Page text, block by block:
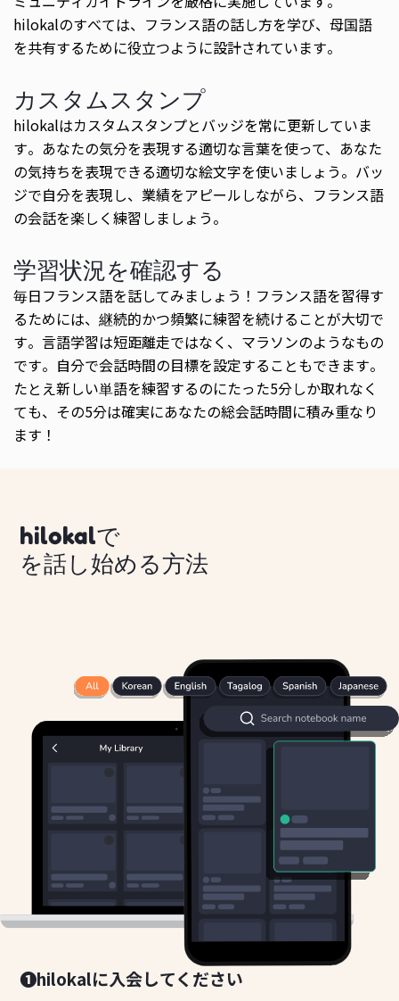
hilokalのすべては、フランス語の話し方を学び、母国語
を共有するために役立つように設計されています。
カスタムスタンプ
hilokalはカスタムスタンプとバッジを常に更新していま
す。あなたの気分を表現する適切な言葉を使って、あなた
の気持ちを表現できる適切な絵文字を使いましょう。バッ
ジで自分を表現し、業績をアピールしながら、フランス語
の会話を楽しく練習しましょう。
学習状況を確認する
毎日フランス語を話してみましょう！フランス語を習得す
るためには、継続的かつ頻繁に練習を続けることが大切で
す。言語学習は短距離走ではなく、マラソンのようなもの
です。自分で会話時間の目標を設定することもできます。
たとえ新しい単語を練習するのにたった5分しか取れなく
ても、その5分は確実にあなたの総会話時間に積み重なり
ます！
hilokalで
を話し始める方法
❶hilokalに入会してください